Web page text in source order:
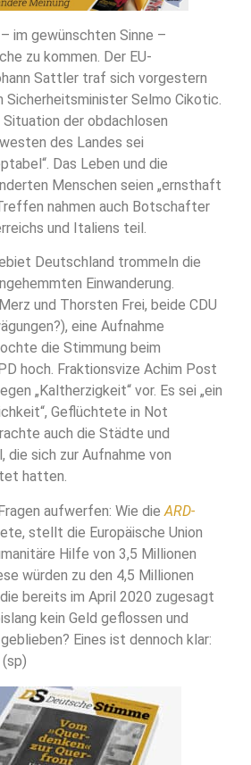
im gewünschten Sinne –
zu kommen. Der EU-
Sattler traf sich vorgestern
Sicherheitsminister Selmo Cikotic.
der obdachlosen
des Landes sei
Das Leben und die
Menschen seien „ernsthaft
nahmen auch Botschafter
und Italiens teil.
Deutschland trommeln die
Einwanderung.
und Thorsten Frei, beide CDU
eine Aufnahme
die Stimmung beim
hoch. Fraktionsvize Achim Post
„Kaltherzigkeit“ vor. Es sei „ein
Geflüchtete in Not
auch die Städte und
die sich zur Aufnahme von
hatten.
aufwerfen: Wie die ARD-
stellt die Europäische Union
Hilfe von 3,5 Millionen
würden zu den 4,5 Millionen
bereits im April 2020 zugesagt
kein Geld geflossen und
Eines ist dennoch klar: